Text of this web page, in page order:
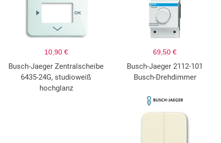
10,90 €
Busch-Jaeger Zentralscheibe
6435-24G, studioweiß
hochglanz
69,50 €
Busch-Jaeger 2112-101
Busch-Drehdimmer